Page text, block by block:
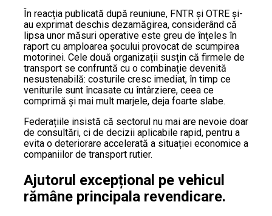
În reacția publicată după reuniune, FNTR și OTRE și-
au exprimat deschis dezamăgirea, considerând că
lipsa unor măsuri operative este greu de înțeles în
raport cu amploarea șocului provocat de scumpirea
motorinei. Cele două organizații susțin că firmele de
transport se confruntă cu o combinație devenită
nesustenabilă: costurile cresc imediat, în timp ce
veniturile sunt încasate cu întârziere, ceea ce
comprimă și mai mult marjele, deja foarte slabe.
Federațiile insistă că sectorul nu mai are nevoie doar
de consultări, ci de decizii aplicabile rapid, pentru a
evita o deteriorare accelerată a situației economice a
companiilor de transport rutier.
Ajutorul excepțional pe vehicul
rămâne principala revendicare.